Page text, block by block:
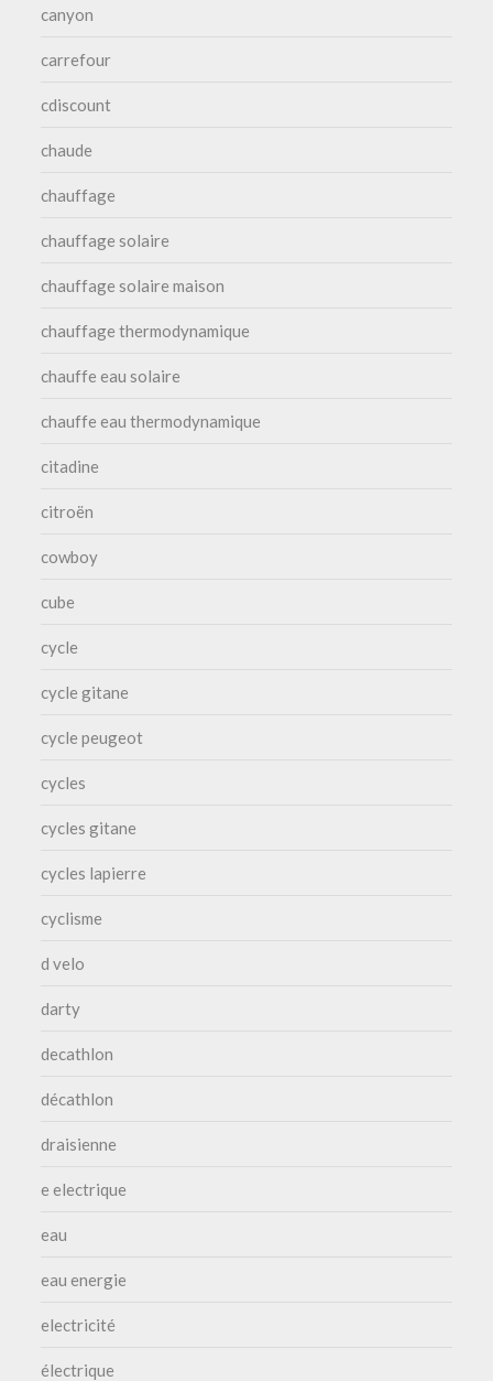
canyon
carrefour
cdiscount
chaude
chauffage
chauffage solaire
chauffage solaire maison
chauffage thermodynamique
chauffe eau solaire
chauffe eau thermodynamique
citadine
citroën
cowboy
cube
cycle
cycle gitane
cycle peugeot
cycles
cycles gitane
cycles lapierre
cyclisme
d velo
darty
decathlon
décathlon
draisienne
e electrique
eau
eau energie
electricité
électrique